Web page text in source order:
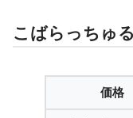
こばらっちゅ
価格